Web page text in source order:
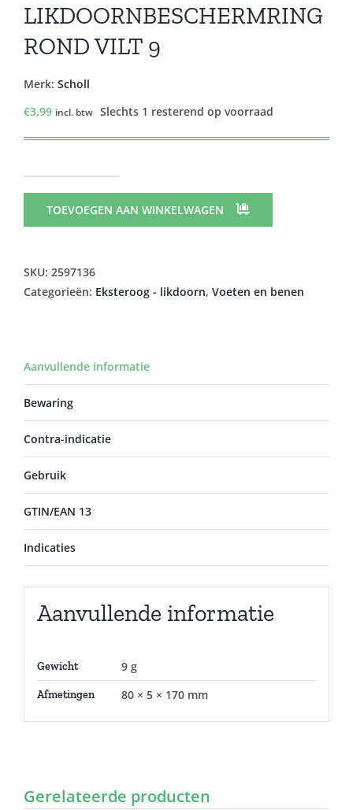
LIKDOORNBESCHERMRING
ROND VILT 9
Merk: Scholl
€3,99 incl. btw Slechts 1 resterend op voorraad
PHARMA
LIKDOORNBESCHERMRING
TOEVOEGEN AAN WINKELWAGEN
SKU: 2597136
Categorieën: Eksteroog - likdoorn, Voeten en benen
Aanvullende informatie
Bewaring
Contra-indicatie
Gebruik
GTIN/EAN 13
Indicaties
Aanvullende informatie
Gewicht 9 g
Afmetingen 80 × 5 × 170 mm
Gerelateerde producten